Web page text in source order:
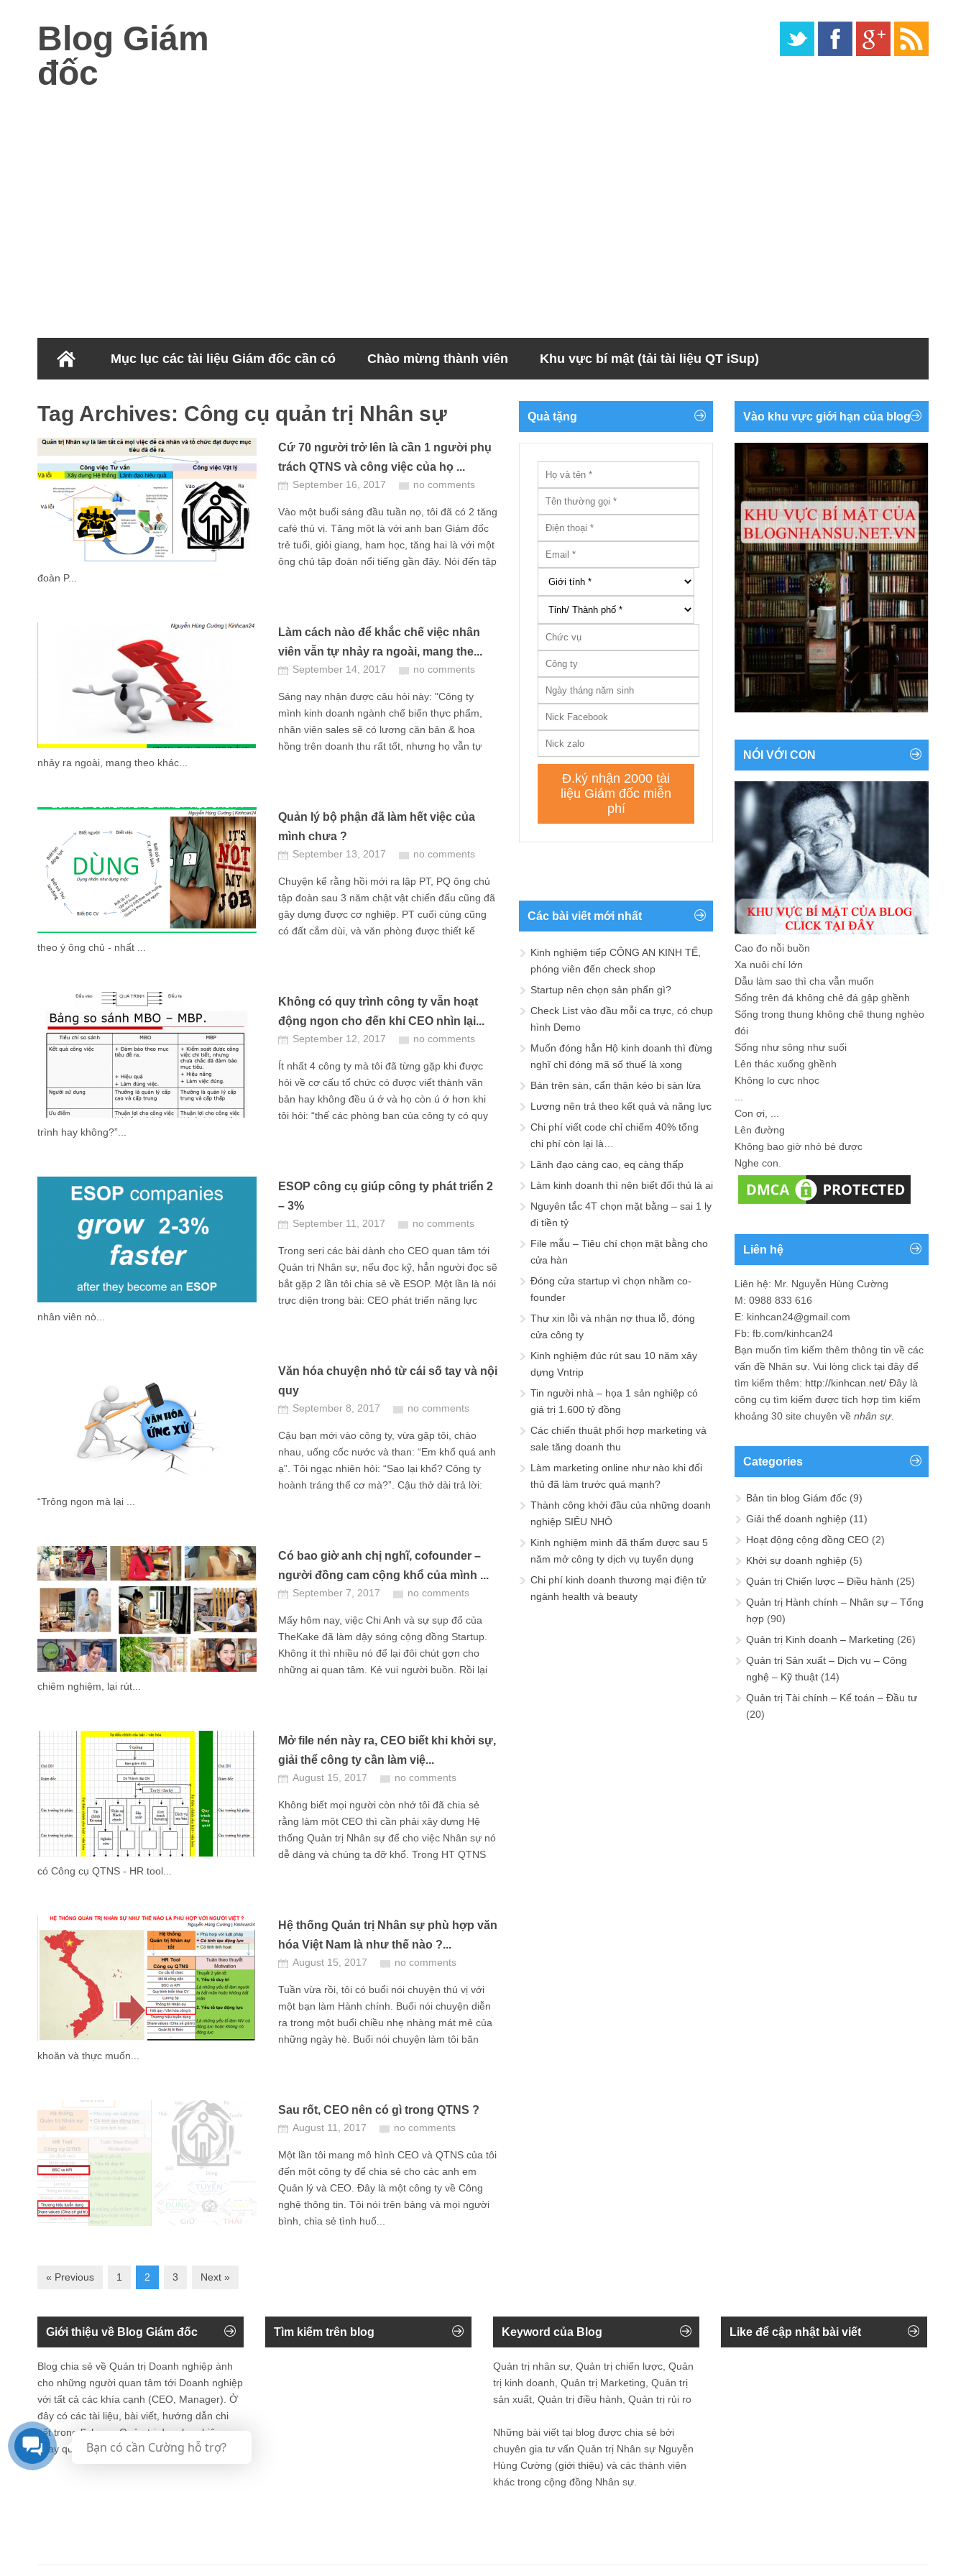
Blog Giám
đốc
Mục lục các tài liệu Giám đốc cần có Chào mừng thành viên Khu vực bí mật (tải tài liệu QT iSup)
Tag Archives: Công cụ quản trị Nhân sự
Cứ 70 người trở lên là cần 1 người phụ
trách QTNS và công việc của họ ...
September 16, 2017 no comments
Vào một buổi sáng đầu tuần nọ, tôi đã có 2 tăng
café thú vị. Tăng một là với anh bạn Giám đốc
trẻ tuổi, giỏi giang, ham học, tăng hai là với một
ông chủ tập đoàn nổi tiếng gần đây. Nói đến tập
đoàn P...
Làm cách nào để khắc chế việc nhân
viên vẫn tự nhảy ra ngoài, mang the...
September 14, 2017 no comments
Sáng nay nhận được câu hỏi này: "Công ty
mình kinh doanh ngành chế biến thực phẩm,
nhân viên sales sẽ có lương căn bản & hoa
hồng trên doanh thu rất tốt, nhưng họ vẫn tự
nhảy ra ngoài, mang theo khác...
Quản lý bộ phận đã làm hết việc của
mình chưa ?
September 13, 2017 no comments
Chuyện kể rằng hồi mới ra lập PT, PQ ông chủ
tập đoàn sau 3 năm chật vật chiến đấu cũng đã
gây dựng được cơ nghiệp. PT cuối cùng cũng
có đất cắm dùi, và văn phòng được thiết kế
theo ý ông chủ - nhất ...
Không có quy trình công ty vẫn hoạt
động ngon cho đến khi CEO nhìn lại...
September 12, 2017 no comments
Ít nhất 4 công ty mà tôi đã từng gặp khi được
hỏi về cơ cấu tổ chức có được viết thành văn
bản hay không đều ú ớ và họ còn ú ớ hơn khi
tôi hỏi: “thế các phòng ban của công ty có quy
trình hay không?”...
ESOP công cụ giúp công ty phát triển 2
– 3%
September 11, 2017 no comments
Trong seri các bài dành cho CEO quan tâm tới
Quản trị Nhân sự, nếu đọc kỹ, hẳn người đọc sẽ
bắt gặp 2 lần tôi chia sẻ về ESOP. Một lần là nói
trực diện trong bài: CEO phát triển năng lực
nhân viên nò...
Văn hóa chuyện nhỏ từ cái số tay và nội
quy
September 8, 2017 no comments
Cậu bạn mới vào công ty, vừa gặp tôi, chào
nhau, uống cốc nước và than: “Em khổ quá anh
ạ”. Tôi ngạc nhiên hỏi: “Sao lại khổ? Công ty
hoành tráng thế cơ mà?”. Cậu thở dài trả lời:
“Trông ngon mà lại ...
Có bao giờ anh chị nghĩ, cofounder –
người đồng cam cộng khổ của mình ...
September 7, 2017 no comments
Mấy hôm nay, việc Chi Anh và sự sụp đổ của
TheKake đã làm dậy sóng cộng đồng Startup.
Không ít thì nhiều nó để lại đôi chút gợn cho
những ai quan tâm. Kẻ vui người buồn. Rồi lại
chiêm nghiệm, lại rút...
Mở file nén này ra, CEO biết khi khởi sự,
giải thể công ty cần làm việ...
August 15, 2017 no comments
Không biết mọi người còn nhớ tôi đã chia sẻ
rằng làm một CEO thì cần phải xây dựng Hệ
thống Quản trị Nhân sự để cho việc Nhân sự nó
dễ dàng và chúng ta đỡ khổ. Trong HT QTNS
có Công cụ QTNS - HR tool...
Hệ thống Quản trị Nhân sự phù hợp văn
hóa Việt Nam là như thế nào ?...
August 15, 2017 no comments
Tuần vừa rồi, tôi có buổi nói chuyện thú vị với
một bạn làm Hành chính. Buổi nói chuyện diễn
ra trong một buổi chiều nhẹ nhàng mát mẻ của
những ngày hè. Buổi nói chuyện làm tôi băn
khoăn và thực muốn...
Sau rốt, CEO nên có gì trong QTNS ?
August 11, 2017 no comments
Một lần tôi mang mô hình CEO và QTNS của tôi
đến một công ty để chia sẻ cho các anh em
Quản lý và CEO. Đây là một công ty về Công
nghệ thông tin. Tôi nói trên bảng và mọi người
bình, chia sẻ tình huố...
« Previous 1 2 3 Next »
Quà tặng
Các bài viết mới nhất
Kinh nghiệm tiếp CÔNG AN KINH TẾ,
phóng viên đến check shop
Startup nên chọn sản phẩn gì?
Check List vào đầu mỗi ca trực, có chụp
hình Demo
Muốn đóng hẳn Hộ kinh doanh thì đừng
nghĩ chỉ đóng mã số thuế là xong
Bán trên sàn, cẩn thận kẻo bị sàn lừa
Lương nên trả theo kết quả và năng lực
Chi phí viết code chỉ chiếm 40% tổng
chi phí còn lại là…
Lãnh đạo càng cao, eq càng thấp
Làm kinh doanh thì nên biết đối thủ là ai
Nguyên tắc 4T chọn mặt bằng – sai 1 ly
đi tiền tỷ
File mẫu – Tiêu chí chọn mặt bằng cho
cửa hàn
Đóng cửa startup vì chọn nhầm co-
founder
Thư xin lỗi và nhận nợ thua lỗ, đóng
cửa công ty
Kinh nghiệm đúc rút sau 10 năm xây
dựng Vntrip
Tin người nhà – họa 1 sản nghiệp có
giá trị 1.600 tỷ đồng
Các chiến thuật phối hợp marketing và
sale tăng doanh thu
Làm marketing online như nào khi đối
thủ đã làm trước quá mạnh?
Thành công khởi đầu của những doanh
nghiệp SIÊU NHỎ
Kinh nghiệm mình đã thấm được sau 5
năm mở công ty dịch vụ tuyển dụng
Chi phí kinh doanh thương mại điện tử
ngành health và beauty
Vào khu vực giới hạn của blog
NÓI VỚI CON
Cao đo nỗi buồn
Xa nuôi chí lớn
Dẫu làm sao thì cha vẫn muốn
Sống trên đá không chê đá gập ghềnh
Sống trong thung không chê thung nghèo
đói
Sống như sông như suối
Lên thác xuống ghềnh
Không lo cực nhọc
Con ơi, ...
Lên đường
Không bao giờ nhỏ bé được
Nghe con.
Liên hệ
Liên hệ: Mr. Nguyễn Hùng Cường
M: 0988 833 616
E: kinhcan24@gmail.com
Fb: fb.com/kinhcan24
Bạn muốn tìm kiếm thêm thông tin về các
vấn đề Nhân sự . Vui lòng click tại đây để
tìm kiếm thêm: http://kinhcan.net/ Đây là
công cụ tìm kiếm được tích hợp tìm kiếm
khoảng 30 site chuyên về nhân sự.
Categories
Bản tin blog Giám đốc (9)
Giải thể doanh nghiệp (11)
Hoạt động cộng đồng CEO (2)
Khởi sự doanh nghiệp (5)
Quản trị Chiến lược – Điều hành (25)
Quản trị Hành chính – Nhân sự – Tổng
hợp (90)
Quản trị Kinh doanh – Marketing (26)
Quản trị Sản xuất – Dịch vụ – Công
nghệ – Kỹ thuật (14)
Quản trị Tài chính – Kế toán – Đầu tư
(20)
Giới thiệu về Blog Giám đốc
Blog chia sẻ về Quản trị Doanh nghiệp ành
cho những người quan tâm tới Doanh nghiệp
với tất cả các khía cạnh (CEO, Manager). Ở
đây có các tài liệu, bài viết, hướng dẫn chi
tiết trong lĩnh vực Quản trị doanh nghiệp
xoay quay vòng đời tổ chức.
Tìm kiếm trên blog Keyword của Blog
Quản trị nhân sự, Quản trị chiến lược, Quản
trị kinh doanh, Quản trị Marketing, Quản trị
sản xuất, Quản trị điều hành, Quản trị rủi ro
Những bài viết tại blog được chia sẻ bởi
chuyên gia tư vấn Quản trị Nhân sự Nguyễn
Hùng Cường (giới thiệu) và các thành viên
khác trong cộng đồng Nhân sự.
Like để cập nhật bài viết
Bạn có cần Cường hỗ trợ?